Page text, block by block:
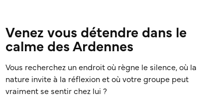
Venez vous détendre dans le
calme des Ardennes
Vous recherchez un endroit où règne le silence, où la
nature invite à la réflexion et où votre groupe peut
vraiment se sentir chez lui ?